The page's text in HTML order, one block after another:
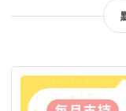
回饋項目